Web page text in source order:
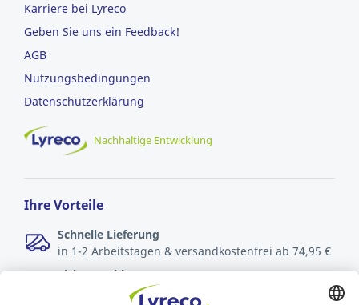
Karriere bei Lyreco
Geben Sie uns ein Feedback!
AGB
Nutzungsbedingungen
Datenschutzerklärung
Nachhaltige Entwicklung
Ihre Vorteile
Schnelle Lieferung
in 1-2 Arbeitstagen & versandkostenfrei ab 74,95 €
Sichere Zahlungsarten
Rechnung oder Kreditkarte